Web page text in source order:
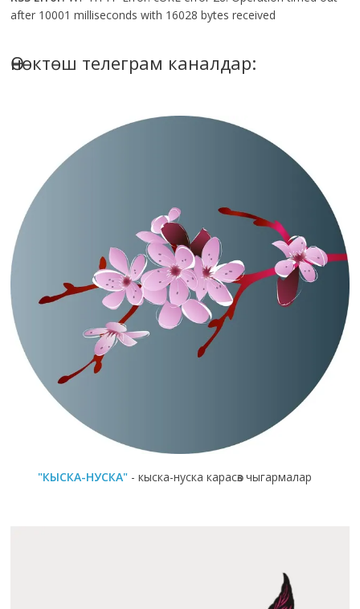
after 10001 milliseconds with 16028 bytes received
Өнөктөш телеграм каналдар:
"КЫСКА-НУСКА" - кыска-нуска карасөз чыгармалар